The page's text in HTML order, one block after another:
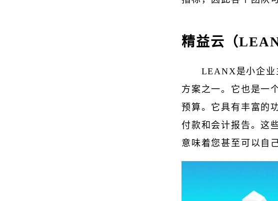
精益云（
LEANX是小企业
方案之一。它也是一
预算。它具有丰富的
付款和会计报告。这
意味着您甚至可以自